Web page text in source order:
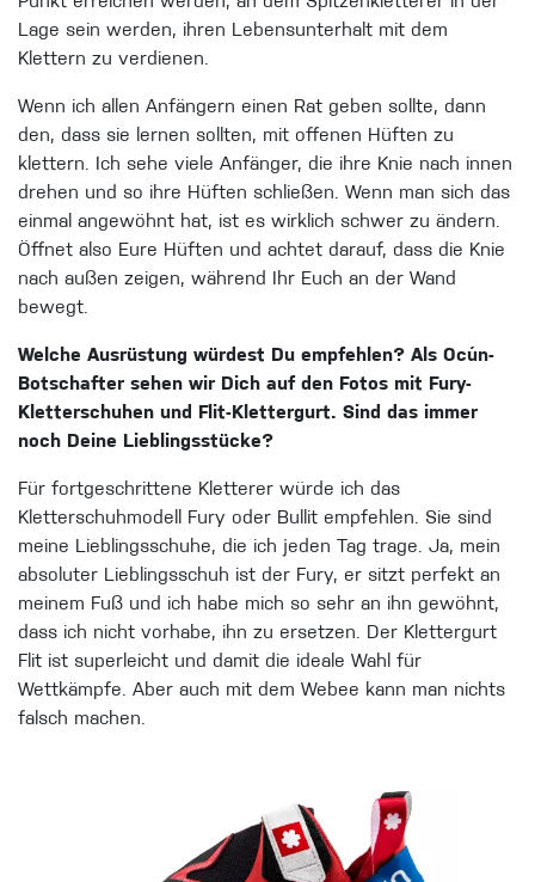
Lage sein werden, ihren Lebensunterhalt mit dem
Klettern zu verdienen.
Wenn ich allen Anfängern einen Rat geben sollte, dann
den, dass sie lernen sollten, mit offenen Hüften zu
klettern. Ich sehe viele Anfänger, die ihre Knie nach innen
drehen und so ihre Hüften schließen. Wenn man sich das
einmal angewöhnt hat, ist es wirklich schwer zu ändern.
Öffnet also Eure Hüften und achtet darauf, dass die Knie
nach außen zeigen, während Ihr Euch an der Wand
bewegt.
Welche Ausrüstung würdest Du empfehlen? Als Ocún-
Botschafter sehen wir Dich auf den Fotos mit Fury-
Kletterschuhen und Flit-Klettergurt. Sind das immer
noch Deine Lieblingsstücke?
Für fortgeschrittene Kletterer würde ich das
Kletterschuhmodell Fury oder Bullit empfehlen. Sie sind
meine Lieblingsschuhe, die ich jeden Tag trage. Ja, mein
absoluter Lieblingsschuh ist der Fury, er sitzt perfekt an
meinem Fuß und ich habe mich so sehr an ihn gewöhnt,
dass ich nicht vorhabe, ihn zu ersetzen. Der Klettergurt
Flit ist superleicht und damit die ideale Wahl für
Wettkämpfe. Aber auch mit dem Webee kann man nichts
falsch machen.